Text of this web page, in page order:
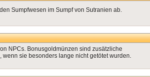
Sumpfwesen im Sumpf von Sutranien ab.
NPCs. Bonusgoldmünzen sind zusätzliche
sie besonders lange nicht getötet wurden.